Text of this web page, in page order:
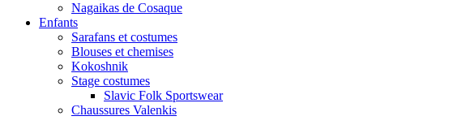
Nagaikas de Cosaque
Enfants
Sarafans et costumes
Blouses et chemises
Kokoshnik
Stage costumes
Slavic Folk Sportswear
Chaussures Valenkis